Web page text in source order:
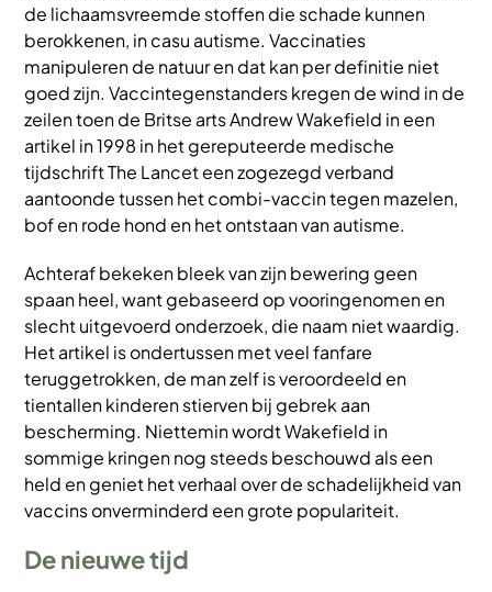
de lichaamsvreemde stoffen die schade kunnen
berokkenen, in casu autisme. Vaccinaties
manipuleren de natuur en dat kan per definitie niet
goed zijn. Vaccintegenstanders kregen de wind in de
zeilen toen de Britse arts Andrew Wakefield in een
artikel in 1998 in het gereputeerde medische
tijdschrift The Lancet een zogezegd verband
aantoonde tussen het combi-vaccin tegen mazelen,
bof en rode hond en het ontstaan van autisme.
Achteraf bekeken bleek van zijn bewering geen
spaan heel, want gebaseerd op vooringenomen en
slecht uitgevoerd onderzoek, die naam niet waardig.
Het artikel is ondertussen met veel fanfare
teruggetrokken, de man zelf is veroordeeld en
tientallen kinderen stierven bij gebrek aan
bescherming. Niettemin wordt Wakefield in
sommige kringen nog steeds beschouwd als een
held en geniet het verhaal over de schadelijkheid van
vaccins onverminderd een grote populariteit.
De nieuwe tijd